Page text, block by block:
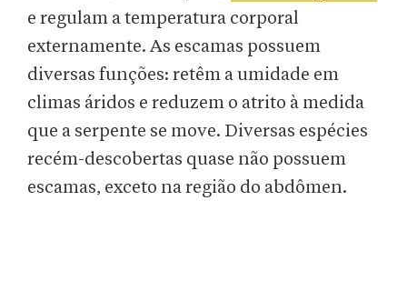
e regulam a temperatura corporal
externamente. As escamas possuem
diversas funções: retêm a umidade em
climas áridos e reduzem o atrito à medida
que a serpente se move. Diversas espécies
recém-descobertas quase não possuem
escamas, exceto na região do abdômen.